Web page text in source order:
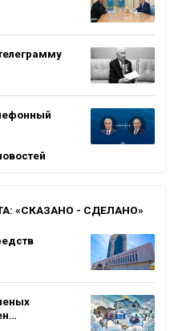
«СКАЗАНО - СДЕЛАНО»